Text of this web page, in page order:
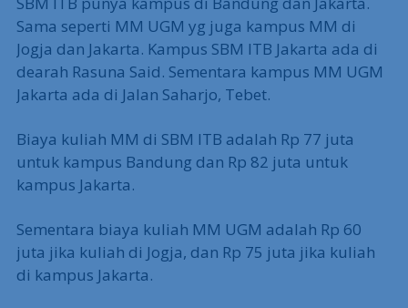
Sama seperti MM UGM yg juga kampus MM di
Jogja dan Jakarta. Kampus SBM ITB Jakarta ada di
dearah Rasuna Said. Sementara kampus MM UGM
Jakarta ada di Jalan Saharjo, Tebet.
Biaya kuliah MM di SBM ITB adalah Rp 77 juta
untuk kampus Bandung dan Rp 82 juta untuk
kampus Jakarta.
Sementara biaya kuliah MM UGM adalah Rp 60
juta jika kuliah di Jogja, dan Rp 75 juta jika kuliah
di kampus Jakarta.